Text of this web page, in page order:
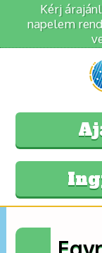
Kérj
napelem